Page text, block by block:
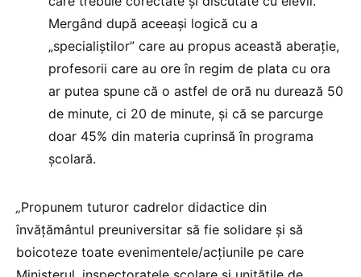
Mergând după aceeași logică cu a
„specialiștilor” care au propus această aberație,
profesorii care au ore în regim de plata cu ora
ar putea spune că o astfel de oră nu durează 50
de minute, ci 20 de minute, și că se parcurge
doar 45% din materia cuprinsă în programa
școlară.
„Propunem tuturor cadrelor didactice din
învăţământul preuniversitar să fie solidare şi să
boicoteze toate evenimentele/acțiunile pe care